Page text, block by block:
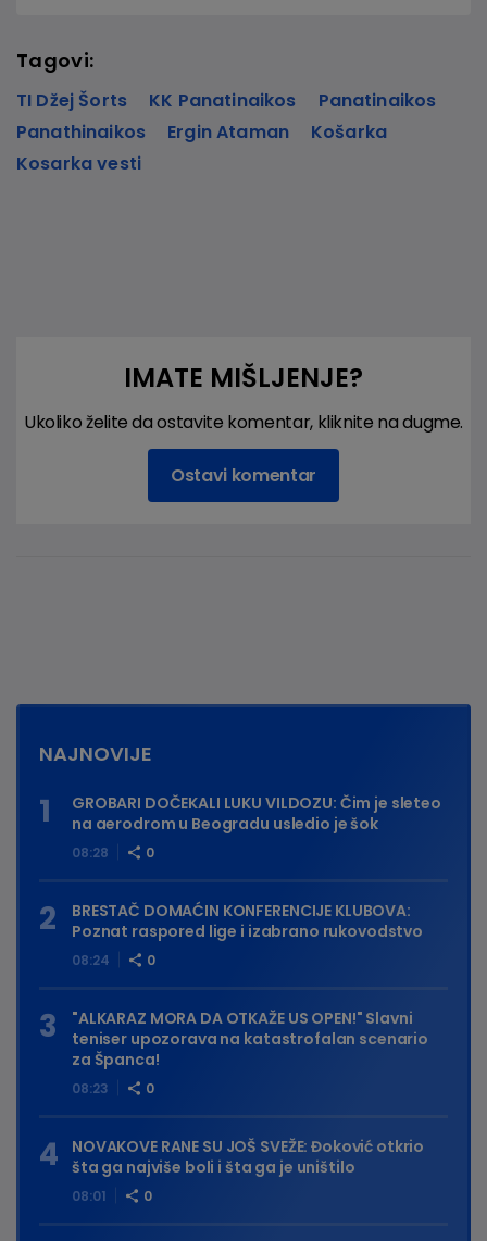
Tagovi:
TI Džej Šorts KK Panatinaikos
Panatinaikos
Panathinaikos
Ergin Ataman
Košarka
Kosarka vesti
IMATE MIŠLJENJE?
Ukoliko želite da ostavite komentar, kliknite na dugme.
Ostavi komentar
NAJNOVIJE
08:28 0
GROBARI DOČEKALI LUKU VILDOZU: Čim je sleteo
na aerodrom u Beogradu usledio je šok
08:24 0
BRESTAČ DOMAĆIN KONFERENCIJE KLUBOVA:
Poznat raspored lige i izabrano rukovodstvo
08:23 0
"ALKARAZ MORA DA OTKAŽE US OPEN!" Slavni
teniser upozorava na katastrofalan scenario
za Španca!
08:01 0
NOVAKOVE RANE SU JOŠ SVEŽE: Đoković otkrio
šta ga najviše boli i šta ga je uništilo